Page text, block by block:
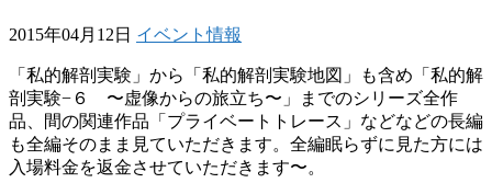
2015年04月12日 イベント情報
「私的解剖実験」から「私的解剖実験地図」も含め「私的解
剖実験−６ 〜虚像からの旅立ち〜」までのシリーズ全作
品、間の関連作品「プライベートトレース」などなどの長編
も全編そのまま見ていただきます。全編眠らずに見た方には
入場料金を返金させていただきます〜。